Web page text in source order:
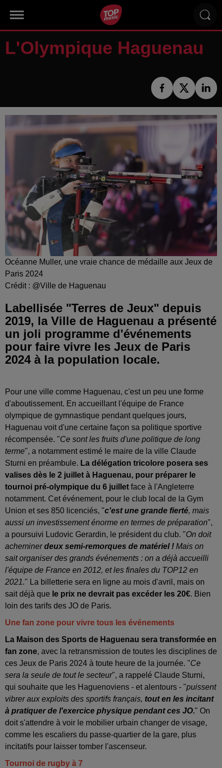
L'Olympique Haguenau
Océanne Muller, une vraie chance de médaille aux Jeux de
Paris 2024
Crédit : @Ville de Haguenau
Labellisée "Terres de Jeux" depuis
2019, la Ville de Haguenau a présenté
un joli programme d'événements
pour faire vivre les Jeux de Paris
2024 à la population locale.
Pour une ville comme Haguenau, c'est un peu une forme
d'aboutissement. En accueillant l'équipe de France
olympique de gymnastique pendant quelques jours,
Haguenau voit d'une certaine façon sa politique sportive
récompensée. "Ce sont les fruits d'une politique de long
terme", a notamment estimé le maire de la ville Claude
Sturni en préambule. La délégation tricolore posera ses
valises dès le 2 juillet à Haguenau, pour préparer le
tournoi pré-olympique du 6 juillet face à l'Angleterre
notamment. Cet événement, pour le club local de la Gym
Union et ses 850 licenciés, "c'est une grande fierté, mais
aussi un investissement énorme en termes de préparation",
a poursuivi Ludovic Gerardin, le président du club. "On doit
acheminerdeux semi-remorques de matériel ! Mais on
sait organiser des grands événements : on a déjà accueilli
l'équipe de France en 2012, et les finales du TOP12 en
2021." La billetterie sera en ligne au mois d'avril, mais on
sait déjà que le prix ne devrait pas excéder les 20€. Bien
loin des tarifs des JO de Paris.
Une fan zone pour vivre tous les événements
La Maison des Sports de Haguenau sera transformée en
fan zone, avec la retransmission de toutes les disciplines de
ces Jeux de Paris 2024 à toute heure de la journée. "Ce
sera la seule de tout le secteur", a rappelé Claude Sturni,
qui souhaite que les Haguenoviens - et alentours - "puissent
vibrer aux exploits des sportifs français, tout en les incitant
à pratiquer de l'exercice physique pendant ces JO." On
doit s'attendre à voir le mobilier urbain changer de visage,
comme les escaliers du passe-quartier de la gare, plus
incitatifs pour laisser tomber l'ascenseur.
Tournoi de rugby à 7